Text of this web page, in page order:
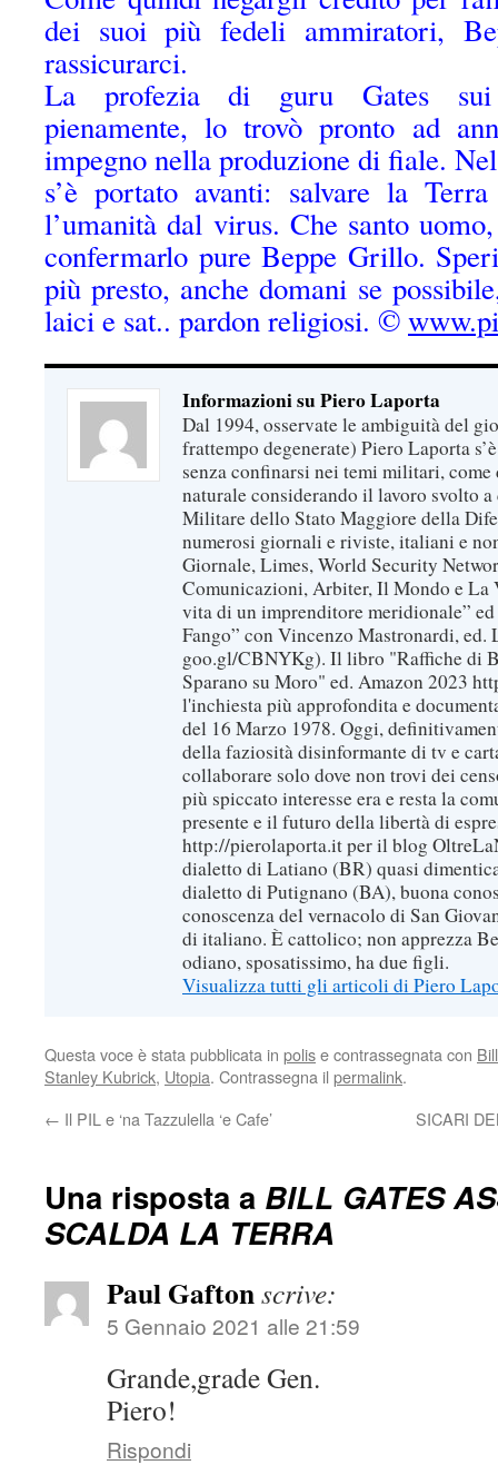
dei suoi più fedeli ammiratori,
rassicurarci.
La profezia di guru Gates sui
pienamente, lo trovò pronto ad
impegno nella produzione di fiale.
s’è portato avanti: salvare la
l’umanità dal virus. Che santo
confermarlo pure Beppe Grillo.
più presto, anche domani se
laici e sat.. pardon religiosi. ©
Informazioni su Piero Laporta
Dal 1994, osservate le ambiguità del
frattempo degenerate) Piero Laporta
senza confinarsi nei temi militari, come
naturale considerando il lavoro svolto
Militare dello Stato Maggiore della
numerosi giornali e riviste, italiani e
Giornale, Limes, World Security
Comunicazioni, Arbiter, Il Mondo e La
vita di un imprenditore meridionale”
Fango” con Vincenzo Mastronardi,
goo.gl/CBNYKg). Il libro "Raffiche di
Sparano su Moro" ed. Amazon 2023
l'inchiesta più approfondita e
del 16 Marzo 1978. Oggi,
della faziosità disinformante di tv e
collaborare solo dove non trovi dei
più spiccato interesse era e resta la
presente e il futuro della libertà di
http://pierolaporta.it per il blog
dialetto di Latiano (BR) quasi
dialetto di Putignano (BA), buona
conoscenza del vernacolo di San
di italiano. È cattolico; non apprezza
odiano, sposatissimo, ha due figli.
Visualizza tutti gli articoli di Piero
Questa voce è stata pubblicata in polise contrassegnata con
Stanley Kubrick, Utopia. Contrassegna il permalink.
← Il PIL e ‘na Tazzulella ‘e Cafe’ SICARI
Una risposta a BILL GATES
SCALDA LA TERRA
Paul Gaftonscrive:
5 Gennaio 2021 alle 21:59
Grande,grade Gen.
Piero!
Rispondi